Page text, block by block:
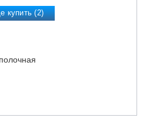
купить (2)